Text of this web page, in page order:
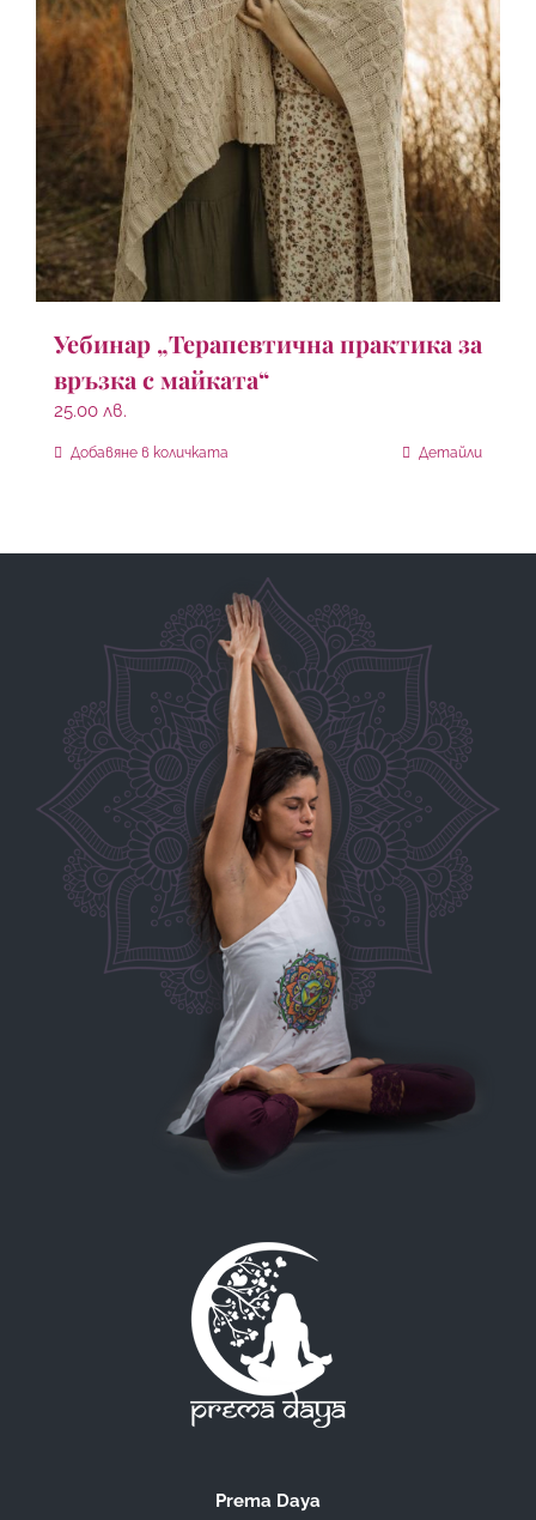
Уебинар „Терапевтична практика за
връзка с майката“
25.00 лв.
Добавяне в количката Детайли
Prema Daya